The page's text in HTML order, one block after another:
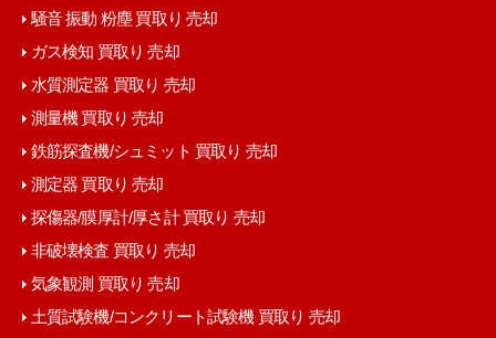
騒音 振動 粉塵 買取り 売却
ガス検知 買取り 売却
水質測定器 買取り 売却
測量機 買取り 売却
鉄筋探査機/シュミット 買取り 売却
測定器 買取り 売却
探傷器/膜厚計/厚さ計 買取り 売却
非破壊検査 買取り 売却
気象観測 買取り 売却
土質試験機/コンクリート試験機 買取り 売却